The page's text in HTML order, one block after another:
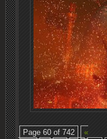
Page 60 of 742
«